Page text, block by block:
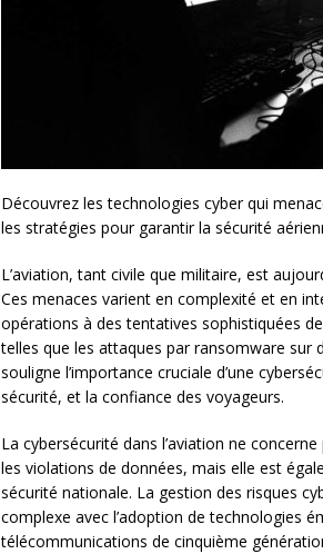
Découvrez les technologies cyber qui
les stratégies pour garantir la sécurité
L’aviation, tant civile que militaire, est
Ces menaces varient en complexité et en
opérations à des tentatives sophistiquées
telles que les attaques par ransomware sur
souligne l’importance cruciale d’une
sécurité, et la confiance des voyageurs.
La cybersécurité dans l’aviation ne
les violations de données, mais elle est
sécurité nationale. La gestion des risques
complexe avec l’adoption de technologies
télécommunications de cinquième